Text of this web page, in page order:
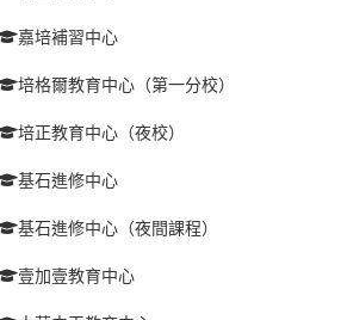
嘉培補習中心
培格爾教育中心（第一分校）
培正教育中心（夜校）
基石進修中心
基石進修中心（夜間課程）
壹加壹教育中心